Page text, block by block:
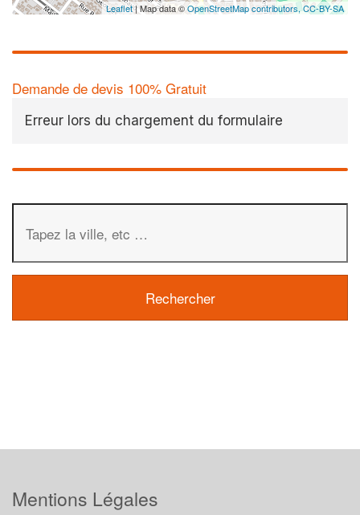
Leaflet| Map data ©OpenStreetMap contributors,CC-BY-SA
Demande de devis 100% Gratuit
Erreur lors du chargement du formulaire
Mentions Légales